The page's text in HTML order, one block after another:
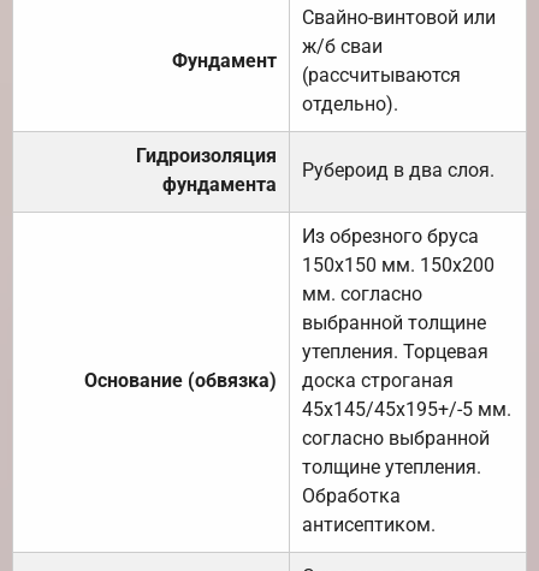
Фундамент
Свайно-винтовой или
ж/б сваи
(рассчитываются
отдельно).
Гидроизоляция
фундамента
Рубероид в два слоя.
Основание (обвязка)
Из обрезного бруса
150х150 мм. 150х200
мм. согласно
выбранной толщине
утепления. Торцевая
доска строганая
45х145/45х195+/-5 мм.
согласно выбранной
толщине утепления.
Обработка
антисептиком.